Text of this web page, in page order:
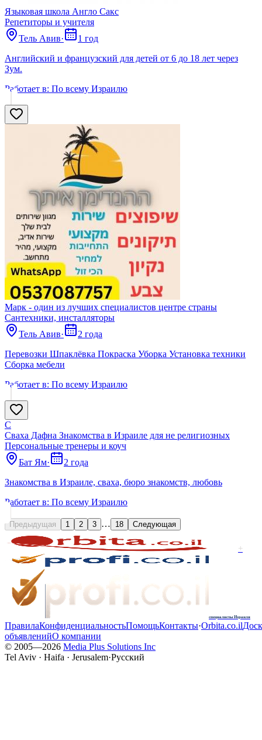
Языковая школа Англо Сакс
Репетиторы и учителя
Тель Авив·
1 год
Английский и французский для детей от 6 до 18 лет через
Зум.
Работает в: По всему Израилю
Марк - один из лучших специалистов центре страны
Сантехники, инсталляторы
Тель Авив·
2 года
Перевозки Шпаклёвка Покраска Уборка Установка техники
Сборка мебели
Работает в: По всему Израилю
С
Сваха Дафна Знакомства в Израиле для не религиозных
Персональные тренеры и коуч
Бат Ям·
2 года
Знакомства в Израиле, сваха, бюро знакомств, любовь
Работает в: По всему Израилю
Предыдущая 1 2 3 … 18 Следующая
+
специалисты Израиля
ПравилаКонфиденциальностьПомощьКонтакты·Orbita.co.il
объявленийО компании
© 2005—2026 Media Plus Solutions Inc
Tel Aviv · Haifa · Jerusalem·Русский